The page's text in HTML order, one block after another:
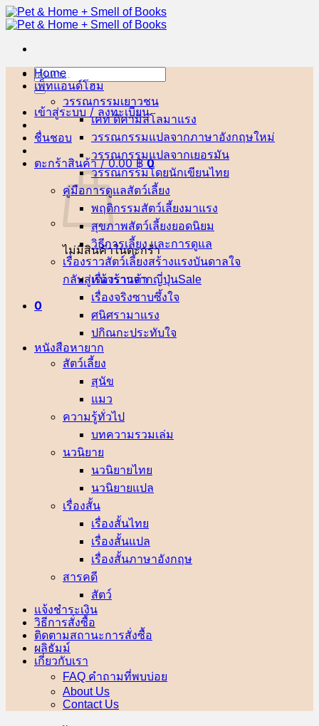
ข้าม
ไป
เนื้อหา
ค้นหา:
เข้าสู่ระบบ / ลงทะเบียน
ชื่นชอบ
ตะกร้าสินค้า /0.00฿ 0
ไม่มีสินค้าในตะกร้า
กลับสู่หน้าร้านค้า
0
Home
เพ็ทแอนด์โฮม
วรรณกรรมเยาวชน
เคท ดิคามิลโล
วรรณกรรมแปลจากภาษาอังกฤษ
วรรณกรรมแปลจากเยอรมัน
วรรณกรรมโดยนักเขียนไทย
คู่มือการดูแลสัตว์เลี้ยง
พฤติกรรมสัตว์เลี้ยง
สุขภาพสัตว์เลี้ยง
วิธีการเลี้ยง และการดูแล
เรื่องราวสัตว์เลี้ยงสร้างแรงบันดาลใจ
เรื่องราวจากญี่ปุ่น
เรื่องจริงซาบซึ้งใจ
ศนิศรา
ปกิณกะประทับใจ
หนังสือหายาก
สัตว์เลี้ยง
สุนัข
แมว
ความรู้ทั่วไป
บทความรวมเล่ม
นวนิยาย
นวนิยายไทย
นวนิยายแปล
เรื่องสั้น
เรื่องสั้นไทย
เรื่องสั้นแปล
เรื่องสั้นภาษาอังกฤษ
สารคดี
สัตว์
แจ้งชำระเงิน
วิธีการสั่งซื้อ
ติดตามสถานะการสั่งซื้อ
ผลิธัมม์
เกี่ยวกับเรา
FAQ คำถามที่พบบ่อย
About Us
Contact Us